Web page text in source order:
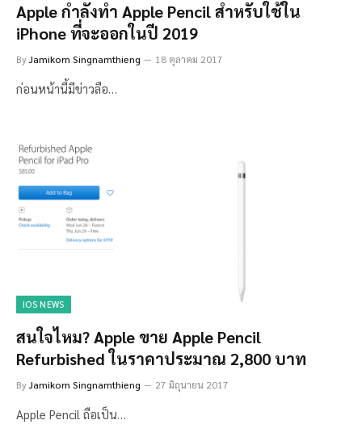
Apple กำลังทำ Apple Pencil สำหรับใช้ใน
iPhone ที่จะออกในปี 2019
ByJamikorn Singnamthieng 18 ตุลาคม 2017
ก่อนหน้านี้มีข่าวลือ…
IOS NEWS
สนใจไหม? Apple ขาย Apple Pencil
Refurbished ในราคาประมาณ 2,800 บาท
ByJamikorn Singnamthieng 27 มิถุนายน 2017
Apple Pencil ถือเป็น…